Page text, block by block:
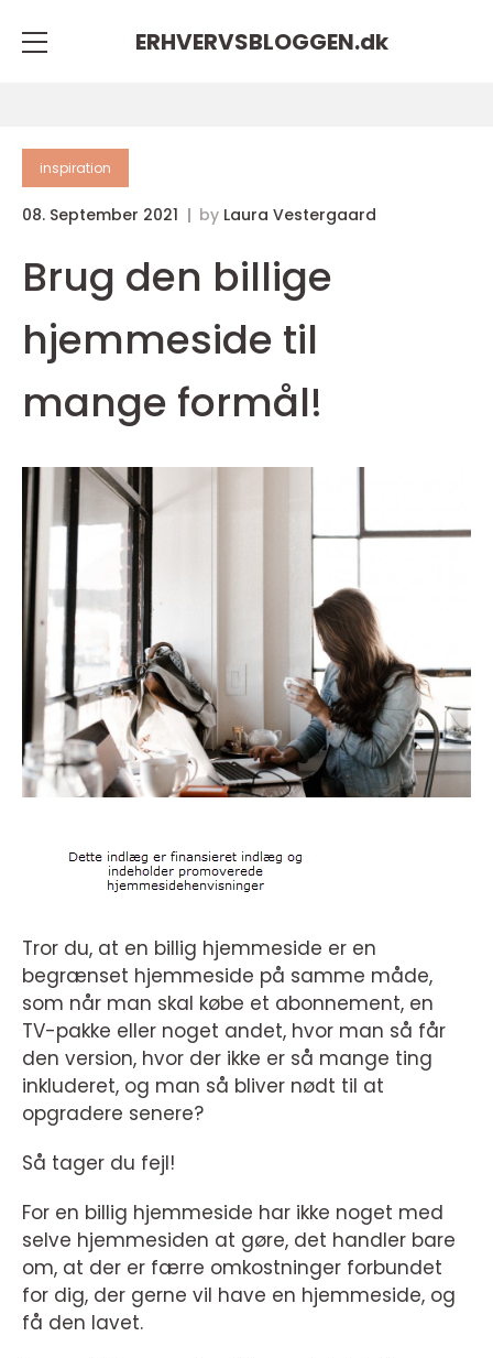
ERHVERVSBLOGGEN.dk
inspiration
08. September 2021 by Laura Vestergaard
Brug den billige
hjemmeside til
mange formål!
Tror du, at en billig hjemmeside er en
begrænset hjemmeside på samme måde,
som når man skal købe et abonnement, en
TV-pakke eller noget andet, hvor man så får
den version, hvor der ikke er så mange ting
inkluderet, og man så bliver nødt til at
opgradere senere?
Så tager du fejl!
For en billig hjemmeside har ikke noget med
selve hjemmesiden at gøre, det handler bare
om, at der er færre omkostninger forbundet
for dig, der gerne vil have en hjemmeside, og
få den lavet.